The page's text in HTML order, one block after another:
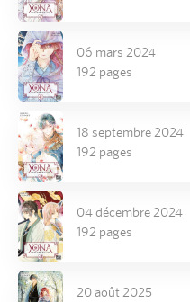
06 mars 2024
192 pages
18 septembre 2024
192 pages
04 décembre 2024
192 pages
20 août 2025